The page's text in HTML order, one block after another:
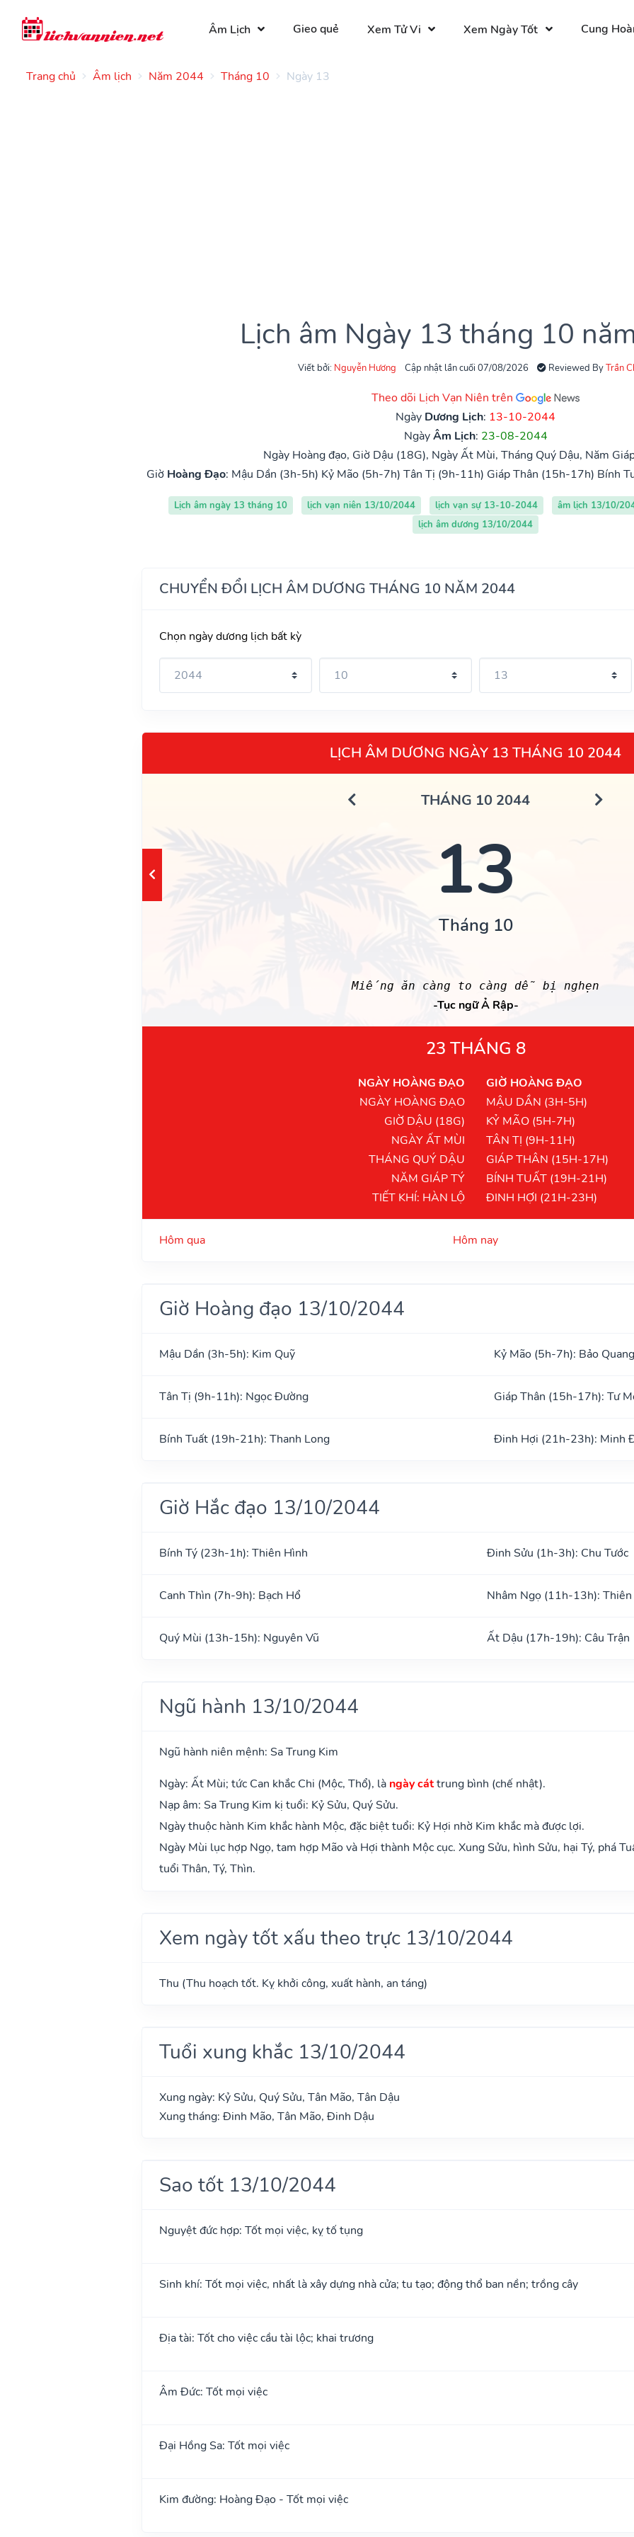
Âm Lịch Gieo quẻ Xem Tử Vi Xem Ngày Tốt Cung
Trang chủ Âm lịch Năm 2044 Tháng 10 Ngày 13
Lịch âm Ngày 13 tháng 10
Viết bởi: Nguyễn Hương Cập nhật lần cuối 07/08/2026 Reviewed ByTrần
Theo dõi Lịch Vạn Niên trên
Ngày Dương Lịch: 13-10-2044
NgàyÂm Lịch: 23-08-2044
Ngày Hoàng đạo, Giờ Dậu (18G), Ngày Ất Mùi, Tháng Quý Dậu, Năm
Giờ Hoàng Đạo: Mậu Dần (3h-5h) Kỷ Mão (5h-7h) Tân Tị (9h-11h) Giáp Thân (15h-17h) Bính
Lịch âm ngày 13 tháng 10 lịch vạn niên 13/10/2044 lịch vạn sự 13-10-2044 âm lịch 13/10/
lịch âm dương 13/10/2044
CHUYỂN ĐỔI LỊCH ÂM DƯƠNG THÁNG 10 NĂM 2044
Chọn ngày dương lịch bất kỳ
LỊCH ÂM DƯƠNG NGÀY 13 THÁNG 10 2044
THÁNG 10 2044
13
Tháng 10
Miếng ăn càng to càng dễ bị nghẹn
-Tục ngữ Ả Rập-
23 THÁNG 8
NGÀY HOÀNG ĐẠO
NGÀY HOÀNG ĐẠO
GIỜ DẬU (18G)
NGÀY ẤT MÙI
THÁNG QUÝ DẬU
NĂM GIÁP TÝ
TIẾT KHÍ: HÀN LỘ
GIỜ HOÀNG ĐẠO
MẬU DẦN (3H-5H)
KỶ MÃO (5H-7H)
TÂN TỊ (9H-11H)
GIÁP THÂN (15H-17H)
BÍNH TUẤT (19H-21H)
ĐINH HỢI (21H-23H)
Hôm qua Hôm nay
Giờ Hoàng đạo 13/10/2044
Mậu Dần (3h-5h): Kim Quỹ Kỷ Mão (5h-7h): Bảo Quang
Tân Tị (9h-11h): Ngọc Đường Giáp Thân (15h-17h): Tư
Bính Tuất (19h-21h): Thanh Long Đinh Hợi (21h-23h): Minh
Giờ Hắc đạo 13/10/2044
Bính Tý (23h-1h): Thiên Hình Đinh Sửu (1h-3h): Chu Tước
Canh Thìn (7h-9h): Bạch Hổ Nhâm Ngọ (11h-13h): Thiên
Quý Mùi (13h-15h): Nguyên Vũ Ất Dậu (17h-19h): Câu Trận
Ngũ hành 13/10/2044
Ngũ hành niên mệnh: Sa Trung Kim
Ngày: Ất Mùi; tức Can khắc Chi (Mộc, Thổ), là ngày cáttrung bình (chế nhật).
Nạp âm: Sa Trung Kim kị tuổi: Kỷ Sửu, Quý Sửu.
Ngày thuộc hành Kim khắc hành Mộc, đặc biệt tuổi: Kỷ Hợi nhờ Kim khắc mà được lợi.
Ngày Mùi lục hợp Ngọ, tam hợp Mão và Hợi thành Mộc cục. Xung Sửu, hình Sửu, hại Tý, phá
tuổi Thân, Tý, Thìn.
Xem ngày tốt xấu theo trực 13/10/2044
Thu (Thu hoạch tốt. Kỵ khởi công, xuất hành, an táng)
Tuổi xung khắc 13/10/2044
Xung ngày: Kỷ Sửu, Quý Sửu, Tân Mão, Tân Dậu
Xung tháng: Đinh Mão, Tân Mão, Đinh Dậu
Sao tốt 13/10/2044
Nguyệt đức hợp: Tốt mọi việc, kỵ tố tụng
Sinh khí: Tốt mọi việc, nhất là xây dựng nhà cửa; tu tạo; động thổ ban nền; trồng cây
Địa tài: Tốt cho việc cầu tài lộc; khai trương
Âm Đức: Tốt mọi việc
Đại Hồng Sa: Tốt mọi việc
Kim đường: Hoàng Đạo - Tốt mọi việc